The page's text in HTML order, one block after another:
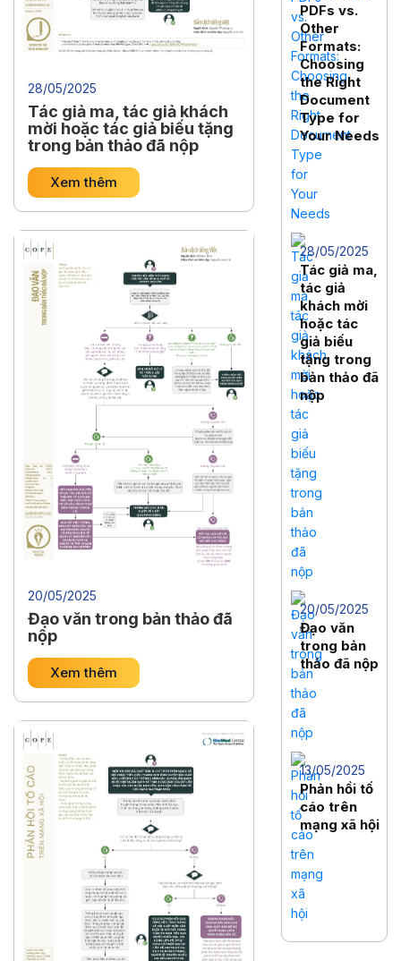
28/05/2025
Tác giả ma, tác giả khách
mời hoặc tác giả biếu tặng
trong bản thảo đã nộp
Xem thêm
20/05/2025
Đạo văn trong bản thảo đã
nộp
Xem thêm
PDFs vs.
Other
Formats:
Choosing
the Right
Document
Type for
Your Needs
28/05/2025
Tác giả ma,
tác giả
khách mời
hoặc tác
giả biếu
tặng trong
bản thảo đã
nộp
20/05/2025
Đạo văn
trong bản
thảo đã nộp
13/05/2025
Phản hồi tố
cáo trên
mạng xã hội